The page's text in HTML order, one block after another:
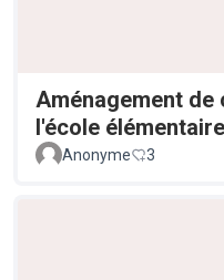
Aménagement de
l'école
Anonyme 3